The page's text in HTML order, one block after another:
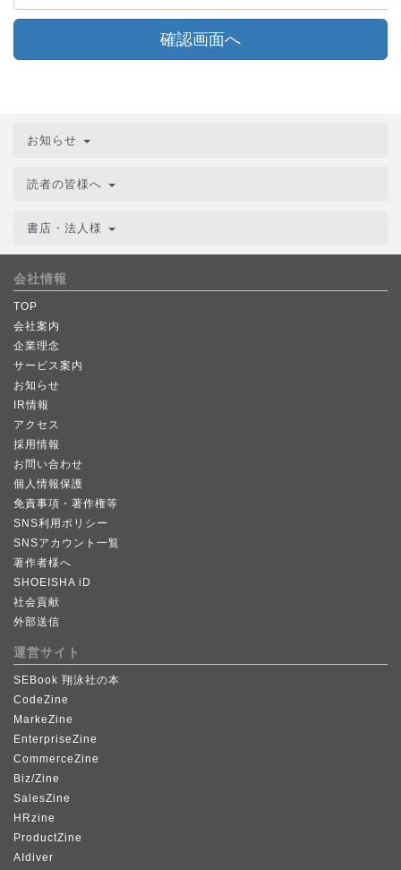
確認画面へ
お知らせ
読者の皆様へ
書店・法人様
会社情報
TOP
会社案内
企業理念
サービス案内
お知らせ
IR情報
アクセス
採用情報
お問い合わせ
個人情報保護
免責事項・著作権等
SNS利用ポリシー
SNSアカウント一覧
著作者様へ
SHOEISHA iD
社会貢献
外部送信
運営サイト
SEBook 翔泳社の本
CodeZine
MarkeZine
EnterpriseZine
CommerceZine
Biz/Zine
SalesZine
HRzine
ProductZine
AIdiver